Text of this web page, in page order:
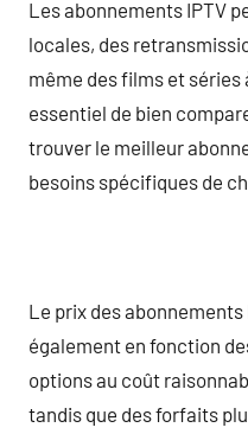
Les abonnements IPTV
locales, des
même des films et séries
essentiel de bien
trouver le meilleur
besoins spécifiques de
Le prix des
également en fonction
options au coût
tandis que des forfaits